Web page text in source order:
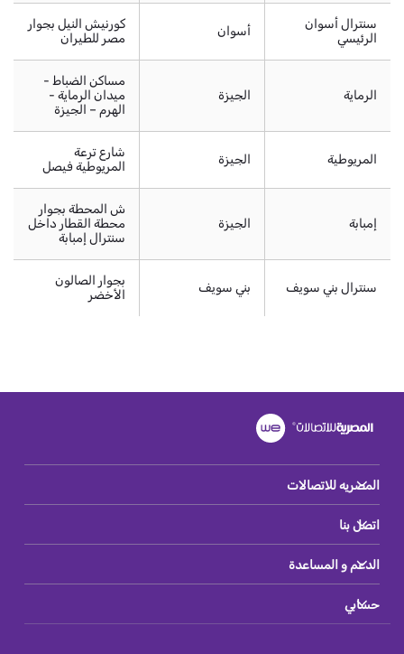
سنترال أسوان
الرئيسي
أسوان
كورنيش النيل بجوار
مصر للطيران
الرماية الجيزة
مساكن الضباط -
ميدان الرماية -
الهرم – الجيزة
المريوطية الجيزة
شارع ترعة
المريوطية فيصل
إمبابة الجيزة
ش المحطة بجوار
محطة القطار داخل
سنترال إمبابة
سنترال بني سويف بني سويف
بجوار الصالون
الأخضر
المصريه للاتصالات
اتصل بنا
الدعم و المساعدة
حسابي